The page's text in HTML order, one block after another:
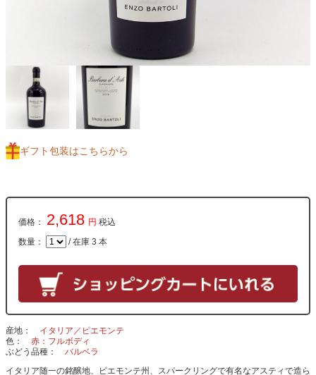
ギフト包装はこちらから
価格： 2,618 円 税込
数量： / 在庫 3 本
産地
イタリア／ピエモンテ
色
赤：フルボディ
ぶどう品種
バルベラ
イタリア随一の銘醸地、ピエモンテ州、スパークリングで有名なアスティで造ら